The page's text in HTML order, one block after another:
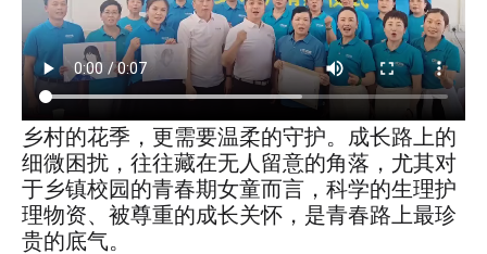
乡村的花季，更需要温柔的守护。成长路上的
细微困扰，往往藏在无人留意的角落，尤其对
于乡镇校园的青春期女童而言，科学的生理护
理物资、被尊重的成长关怀，是青春路上最珍
贵的底气。